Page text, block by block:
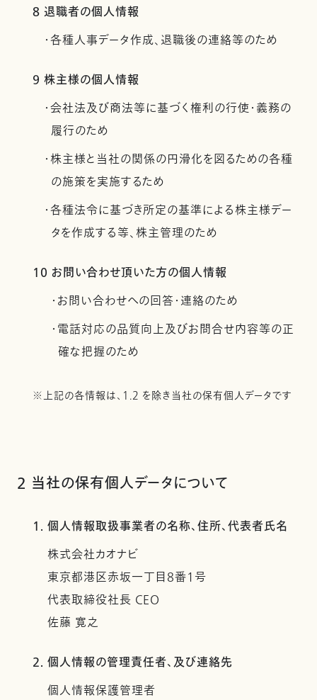
8 退職者の個人情報
・各種人事データ作成、退職後の連絡等のため
9 株主様の個人情報
・会社法及び商法等に基づく権利の行使・義務の
履行のため
・株主様と当社の関係の円滑化を図るための各種
の施策を実施するため
・各種法令に基づき所定の基準による株主様デー
タを作成する等、株主管理のため
10 お問い合わせ頂いた方の個人情報
・お問い合わせへの回答・連絡のため
・電話対応の品質向上及びお問合せ内容等の正
確な把握のため
※上記の各情報は、1.2 を除き当社の保有個人データです
2 当社の保有個人データについて
1. 個人情報取扱事業者の名称、住所、代表者氏名
株式会社カオナビ
東京都港区赤坂一丁目8番1号
代表取締役社長 CEO
佐藤 寛之
2. 個人情報の管理責任者、及び連絡先
個人情報保護管理者